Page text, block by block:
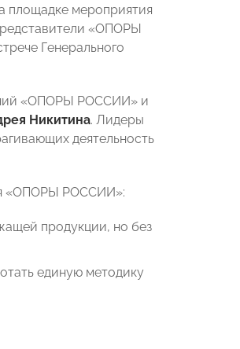
площадке мероприятия
«ОПОРЫ
Генерального
«ОПОРЫ РОССИИ» и
Никитина. Лидеры
деятельность
«ОПОРЫ РОССИИ»:
продукции, но без
единую методику